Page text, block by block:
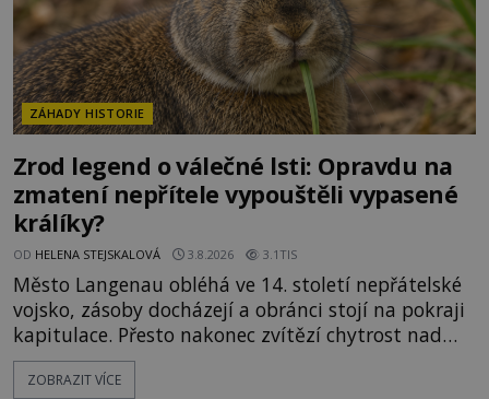
ZÁHADY HISTORIE
Zrod legend o válečné lsti: Opravdu na
zmatení nepřítele vypouštěli vypasené
králíky?
OD HELENA STEJSKALOVÁ 3.8.2026 3.1TIS
Město Langenau obléhá ve 14. století nepřátelské
vojsko, zásoby docházejí a obránci stojí na pokraji
kapitulace. Přesto nakonec zvítězí chytrost nad
hrubou silou. Podle staré německé legendy vypustí
obyvatelé za hradby dobře živeného králíka, aby
ZOBRAZIT VÍCE